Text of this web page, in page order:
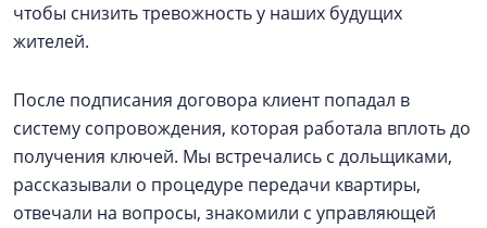
чтобы снизить тревожность у наших будущих
жителей.
После подписания договора клиент попадал в
систему сопровождения, которая работала вплоть до
получения ключей. Мы встречались с дольщиками,
рассказывали о процедуре передачи квартиры,
отвечали на вопросы, знакомили с управляющей